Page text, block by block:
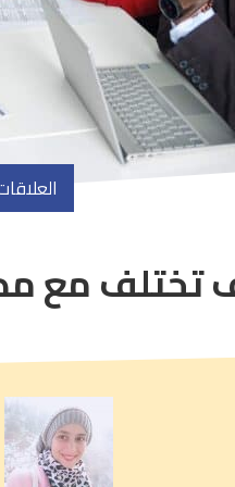
تختلف مع